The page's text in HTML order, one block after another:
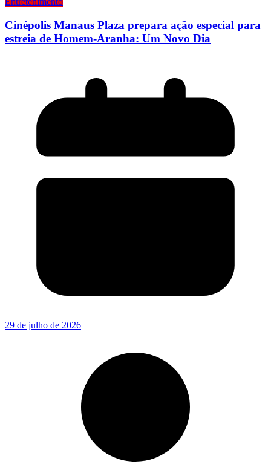
Cinépolis Manaus Plaza prepara ação especial para
estreia de Homem-Aranha: Um Novo Dia
29 de julho de 2026